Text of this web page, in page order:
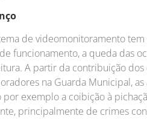
de videomonitoramento
funcionamento, a queda das
A partir da contribuição
na Guarda Municipal,
por exemplo a coibição à
principalmente de crimes